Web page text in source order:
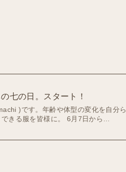
七の日。スタート！
)です。年齢や体型の変化を自分ら
できる服を皆様に。 6月7日から…